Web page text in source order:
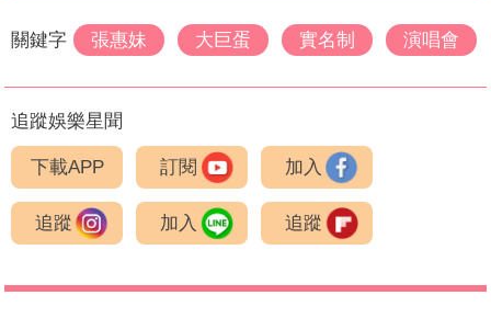
關鍵字 張惠妹 大巨蛋 實名制 演唱會
追蹤娛樂星聞
下載APP 訂閱 加入
追蹤 加入 追蹤